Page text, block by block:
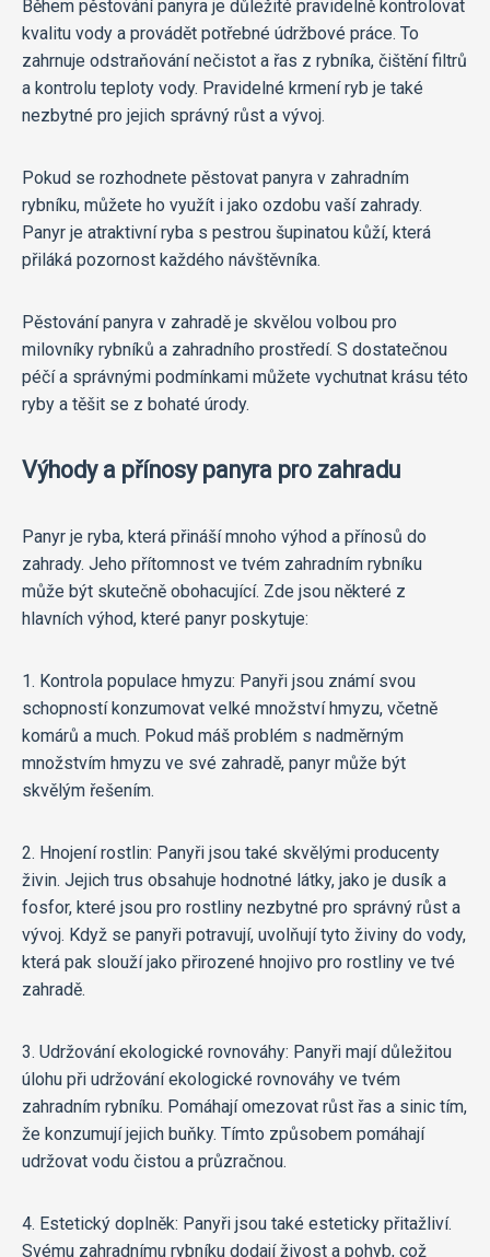
Během pěstování panyra je důležité pravidelně kontrolovat
kvalitu vody a provádět potřebné údržbové práce. To
zahrnuje odstraňování nečistot a řas z rybníka, čištění filtrů
a kontrolu teploty vody. Pravidelné krmení ryb je také
nezbytné pro jejich správný růst a vývoj.
Pokud se rozhodnete pěstovat panyra v zahradním
rybníku, můžete ho využít i jako ozdobu vaší zahrady.
Panyr je atraktivní ryba s pestrou šupinatou kůží, která
přiláká pozornost každého návštěvníka.
Pěstování panyra v zahradě je skvělou volbou pro
milovníky rybníků a zahradního prostředí. S dostatečnou
péčí a správnými podmínkami můžete vychutnat krásu této
ryby a těšit se z bohaté úrody.
Výhody a přínosy panyra pro zahradu
Panyr je ryba, která přináší mnoho výhod a přínosů do
zahrady. Jeho přítomnost ve tvém zahradním rybníku
může být skutečně obohacující. Zde jsou některé z
hlavních výhod, které panyr poskytuje:
1. Kontrola populace hmyzu: Panyři jsou známí svou
schopností konzumovat velké množství hmyzu, včetně
komárů a much. Pokud máš problém s nadměrným
množstvím hmyzu ve své zahradě, panyr může být
skvělým řešením.
2. Hnojení rostlin: Panyři jsou také skvělými producenty
živin. Jejich trus obsahuje hodnotné látky, jako je dusík a
fosfor, které jsou pro rostliny nezbytné pro správný růst a
vývoj. Když se panyři potravují, uvolňují tyto živiny do vody,
která pak slouží jako přirozené hnojivo pro rostliny ve tvé
zahradě.
3. Udržování ekologické rovnováhy: Panyři mají důležitou
úlohu při udržování ekologické rovnováhy ve tvém
zahradním rybníku. Pomáhají omezovat růst řas a sinic tím,
že konzumují jejich buňky. Tímto způsobem pomáhají
udržovat vodu čistou a průzračnou.
4. Estetický doplněk: Panyři jsou také esteticky přitažliví.
Svému zahradnímu rybníku dodají živost a pohyb, což